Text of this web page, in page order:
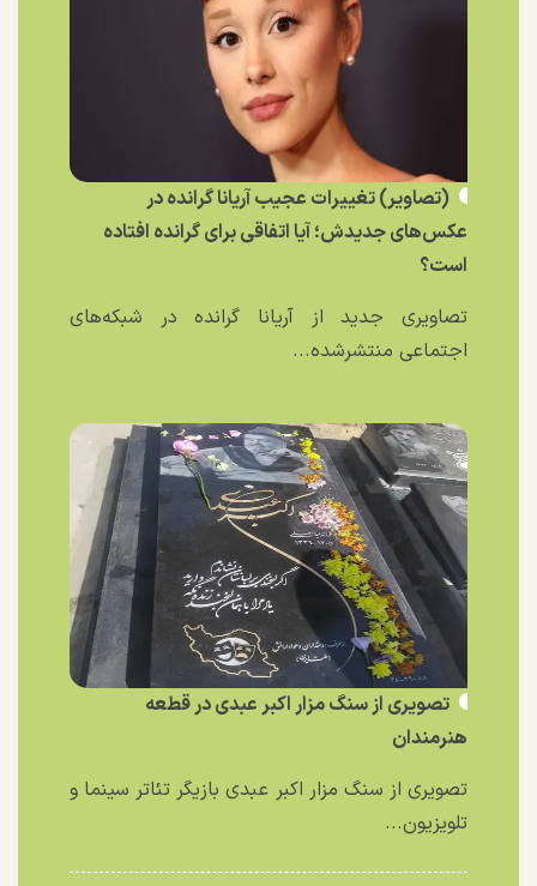
(تصاویر) تغییرات عجیب آریانا گرانده در
عکس‌های جدیدش؛ آیا اتفاقی برای گرانده افتاده
است؟
تصاویری جدید از آریانا گرانده در شبکه‌های
اجتماعی منتشرشده...
تصویری از سنگ مزار اکبر عبدی در قطعه
هنرمندان
تصویری از سنگ مزار اکبر عبدی بازیگر تئاتر سینما و
تلویزیون...